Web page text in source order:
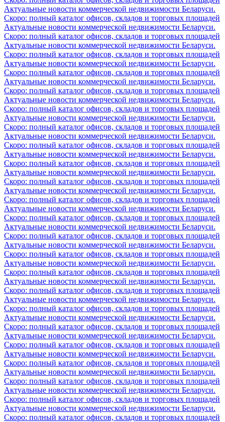
Актуальные новости коммерческой недвижимости Беларуси.
Скоро: полный каталог офисов, складов и торговых площадей
Актуальные новости коммерческой недвижимости Беларуси.
Скоро: полный каталог офисов, складов и торговых площадей
Актуальные новости коммерческой недвижимости Беларуси.
Скоро: полный каталог офисов, складов и торговых площадей
Актуальные новости коммерческой недвижимости Беларуси.
Скоро: полный каталог офисов, складов и торговых площадей
Актуальные новости коммерческой недвижимости Беларуси.
Скоро: полный каталог офисов, складов и торговых площадей
Актуальные новости коммерческой недвижимости Беларуси.
Скоро: полный каталог офисов, складов и торговых площадей
Актуальные новости коммерческой недвижимости Беларуси.
Скоро: полный каталог офисов, складов и торговых площадей
Актуальные новости коммерческой недвижимости Беларуси.
Скоро: полный каталог офисов, складов и торговых площадей
Актуальные новости коммерческой недвижимости Беларуси.
Скоро: полный каталог офисов, складов и торговых площадей
Актуальные новости коммерческой недвижимости Беларуси.
Скоро: полный каталог офисов, складов и торговых площадей
Актуальные новости коммерческой недвижимости Беларуси.
Скоро: полный каталог офисов, складов и торговых площадей
Актуальные новости коммерческой недвижимости Беларуси.
Скоро: полный каталог офисов, складов и торговых площадей
Актуальные новости коммерческой недвижимости Беларуси.
Скоро: полный каталог офисов, складов и торговых площадей
Актуальные новости коммерческой недвижимости Беларуси.
Скоро: полный каталог офисов, складов и торговых площадей
Актуальные новости коммерческой недвижимости Беларуси.
Скоро: полный каталог офисов, складов и торговых площадей
Актуальные новости коммерческой недвижимости Беларуси.
Скоро: полный каталог офисов, складов и торговых площадей
Актуальные новости коммерческой недвижимости Беларуси.
Скоро: полный каталог офисов, складов и торговых площадей
Актуальные новости коммерческой недвижимости Беларуси.
Скоро: полный каталог офисов, складов и торговых площадей
Актуальные новости коммерческой недвижимости Беларуси.
Скоро: полный каталог офисов, складов и торговых площадей
Актуальные новости коммерческой недвижимости Беларуси.
Скоро: полный каталог офисов, складов и торговых площадей
Актуальные новости коммерческой недвижимости Беларуси.
Скоро: полный каталог офисов, складов и торговых площадей
Актуальные новости коммерческой недвижимости Беларуси.
Скоро: полный каталог офисов, складов и торговых площадей
Актуальные новости коммерческой недвижимости Беларуси.
Скоро: полный каталог офисов, складов и торговых площадей